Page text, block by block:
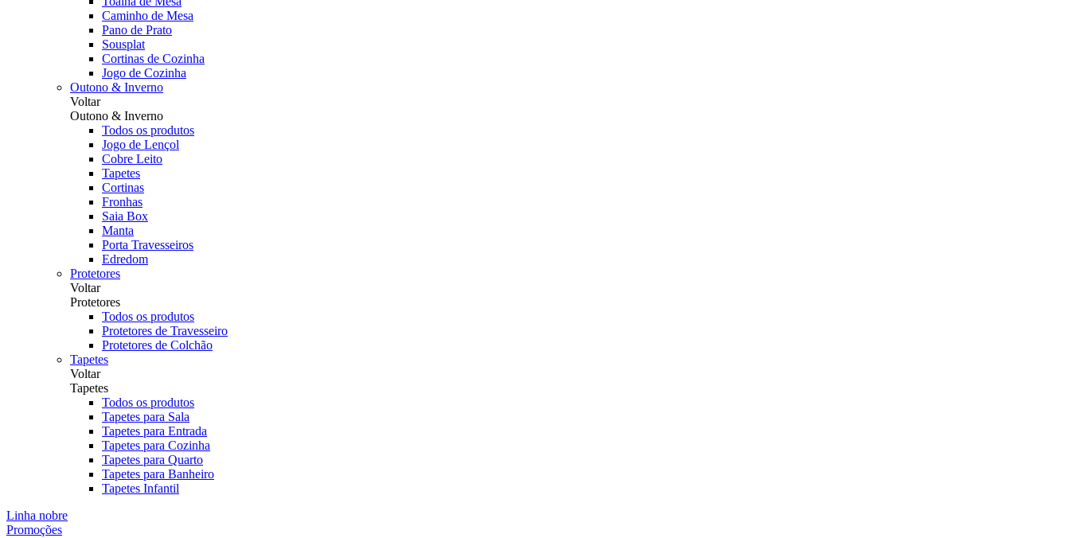
Caminho de Mesa
Pano de Prato
Sousplat
Cortinas de Cozinha
Jogo de Cozinha
Outono & Inverno
Voltar
Outono & Inverno
Todos os produtos
Jogo de Lençol
Cobre Leito
Tapetes
Cortinas
Fronhas
Saia Box
Manta
Porta Travesseiros
Edredom
Protetores
Voltar
Protetores
Todos os produtos
Protetores de Travesseiro
Protetores de Colchão
Tapetes
Voltar
Tapetes
Todos os produtos
Tapetes para Sala
Tapetes para Entrada
Tapetes para Cozinha
Tapetes para Quarto
Tapetes para Banheiro
Tapetes Infantil
Linha nobre
Promoções